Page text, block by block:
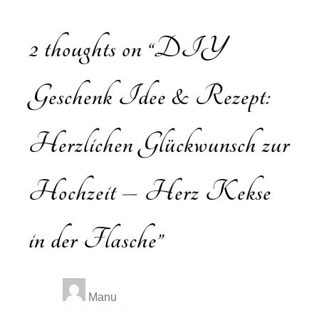
2 thoughts on “DIY
Geschenk Idee & Rezept:
Herzlichen Glückwunsch zur
Hochzeit – Herz Kekse
in der Flasche”
Manu